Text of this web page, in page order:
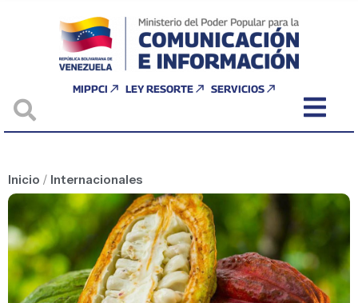
MIPPCI LEY RESORTE SERVICIOS
Inicio / Internacionales